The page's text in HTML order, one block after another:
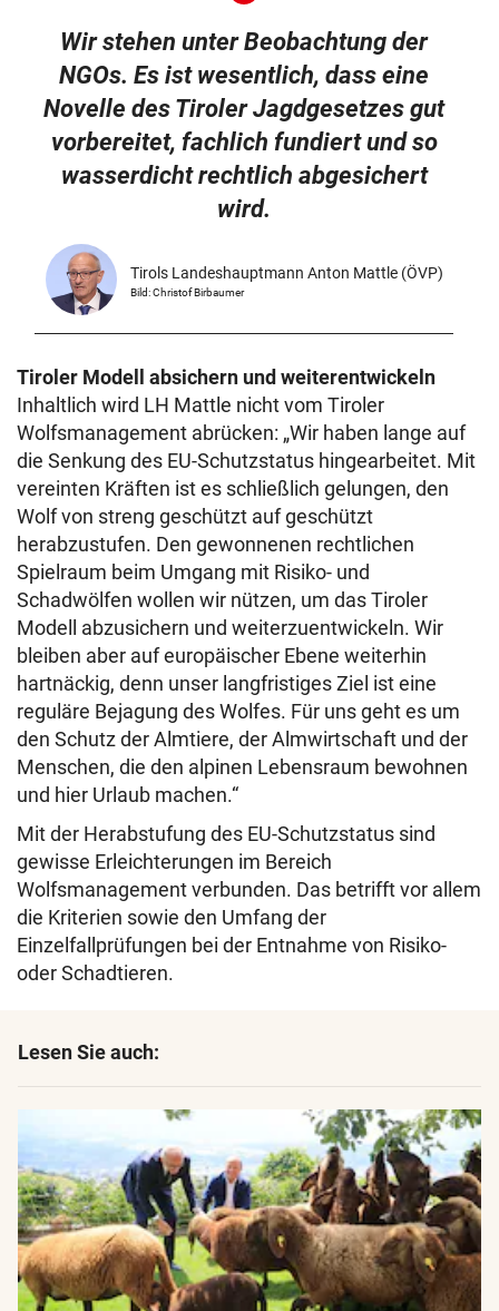
Wir stehen unter Beobachtung der
NGOs. Es ist wesentlich, dass eine
Novelle des Tiroler Jagdgesetzes gut
vorbereitet, fachlich fundiert und so
wasserdicht rechtlich abgesichert
wird.
Tirols Landeshauptmann Anton Mattle (ÖVP)
Bild: Christof Birbaumer
Tiroler Modell absichern und weiterentwickeln
Inhaltlich wird LH Mattle nicht vom Tiroler
Wolfsmanagement abrücken: „Wir haben lange auf
die Senkung des EU-Schutzstatus hingearbeitet. Mit
vereinten Kräften ist es schließlich gelungen, den
Wolf von streng geschützt auf geschützt
herabzustufen. Den gewonnenen rechtlichen
Spielraum beim Umgang mit Risiko- und
Schadwölfen wollen wir nützen, um das Tiroler
Modell abzusichern und weiterzuentwickeln. Wir
bleiben aber auf europäischer Ebene weiterhin
hartnäckig, denn unser langfristiges Ziel ist eine
reguläre Bejagung des Wolfes. Für uns geht es um
den Schutz der Almtiere, der Almwirtschaft und der
Menschen, die den alpinen Lebensraum bewohnen
und hier Urlaub machen.“
Mit der Herabstufung des EU-Schutzstatus sind
gewisse Erleichterungen im Bereich
Wolfsmanagement verbunden. Das betrifft vor allem
die Kriterien sowie den Umfang der
Einzelfallprüfungen bei der Entnahme von Risiko-
oder Schadtieren.
Lesen Sie auch: